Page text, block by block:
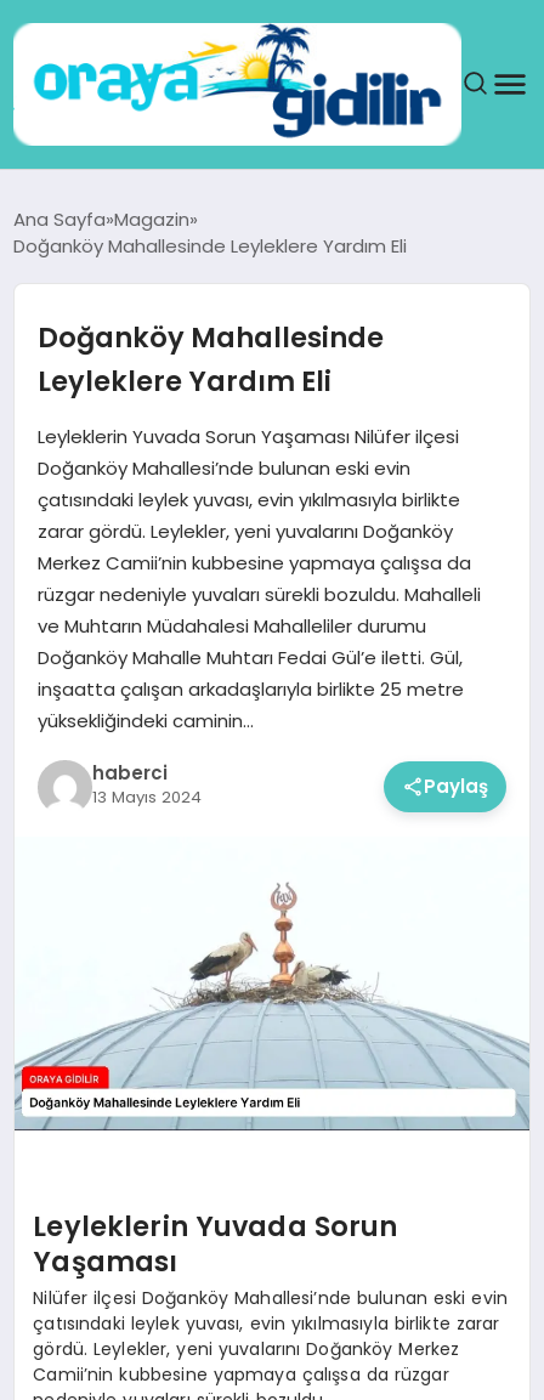
SAĞLIK
DÜNYA
SEYAHAT
TEKNOLOJI
YAŞAM
Ana Sayfa Magazin
Doğanköy Mahallesinde Leyleklere Yardım Eli
Doğanköy Mahallesinde
Leyleklere Yardım Eli
Leyleklerin Yuvada Sorun Yaşaması Nilüfer ilçesi
Doğanköy Mahallesi’nde bulunan eski evin
çatısındaki leylek yuvası, evin yıkılmasıyla birlikte
zarar gördü. Leylekler, yeni yuvalarını Doğanköy
Merkez Camii’nin kubbesine yapmaya çalışsa da
rüzgar nedeniyle yuvaları sürekli bozuldu. Mahalleli
ve Muhtarın Müdahalesi Mahalleliler durumu
Doğanköy Mahalle Muhtarı Fedai Gül’e iletti. Gül,
inşaatta çalışan arkadaşlarıyla birlikte 25 metre
yüksekliğindeki caminin…
haberci
13 Mayıs 2024 Paylaş
Leyleklerin Yuvada Sorun
Yaşaması
Nilüfer ilçesi Doğanköy Mahallesi’nde bulunan eski evin
çatısındaki leylek yuvası, evin yıkılmasıyla birlikte zarar
gördü. Leylekler, yeni yuvalarını Doğanköy Merkez
Camii’nin kubbesine yapmaya çalışsa da rüzgar